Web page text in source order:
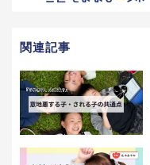
関連記事